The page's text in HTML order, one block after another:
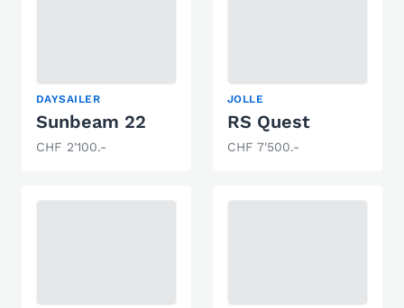
DAYSAILER
Sunbeam 22
CHF 2'100.-
JOLLE
RS Quest
CHF 7'500.-